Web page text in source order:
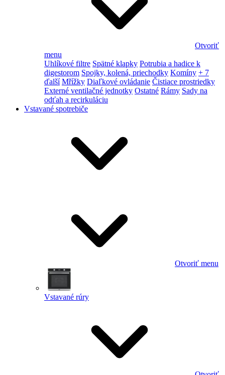
Otvoriť
menu
Uhlíkové filtre Spätné klapky Potrubia a hadice k
digestorom Spojky, kolená, priechodky Komíny + 7
ďalší Mřížky Diaľkové ovládanie Čistiace prostriedky
Externé ventilačné jednotky Ostatné Rámy Sady na
odťah a recirkuláciu
Vstavané spotrebiče
Otvoriť menu
Vstavané rúry